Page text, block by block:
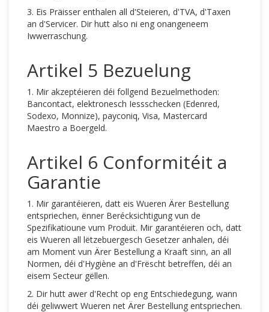
3. Eis Präisser enthalen all d'Steieren, d'TVA, d'Taxen
an d'Servicer. Dir hutt also ni eng onangeneem
Iwwerraschung.
Artikel 5 Bezuelung
1. Mir akzeptéieren déi follgend Bezuelmethoden:
Bancontact, elektronesch Iessschecken (Edenred,
Sodexo, Monnize), payconiq, Visa, Mastercard
Maestro a Boergeld.
Artikel 6 Conformitéit a
Garantie
1. Mir garantéieren, datt eis Wueren Ärer Bestellung
entspriechen, ënner Berécksichtigung vun de
Spezifikatioune vum Produit. Mir garantéieren och, datt
eis Wueren all lëtzebuergesch Gesetzer anhalen, déi
am Moment vun Ärer Bestellung a Kraaft sinn, an all
Normen, déi d'Hygiène an d'Frëscht betreffen, déi an
eisem Secteur gëllen.
2. Dir hutt awer d'Recht op eng Entschiedegung, wann
déi geliwwert Wueren net Ärer Bestellung entspriechen.